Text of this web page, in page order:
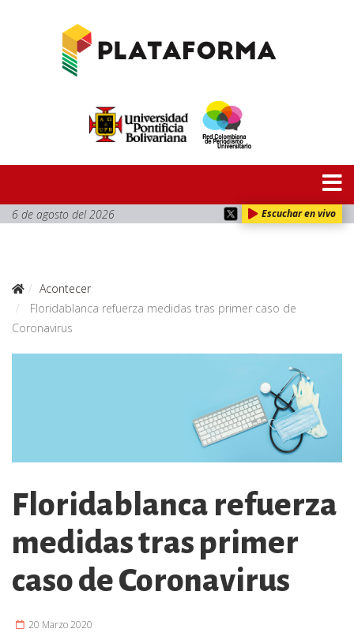
6 de agosto del 2026 Escuchar en vivo
Acontecer
Floridablanca refuerza medidas tras primer caso de
Coronavirus
Floridablanca refuerza
medidas tras primer
caso de Coronavirus
20 Marzo 2020